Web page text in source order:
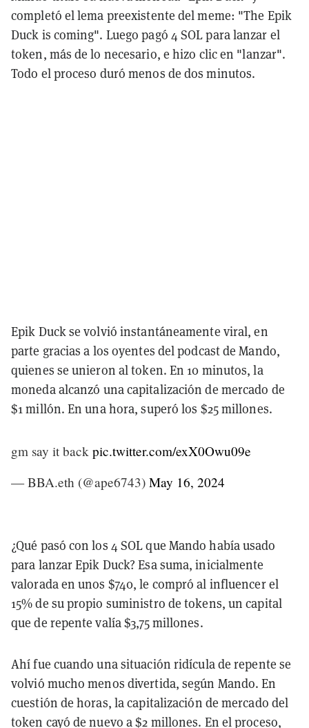
completó el lema preexistente del meme: "The Epik
Duck is coming". Luego pagó 4 SOL para lanzar el
token, más de lo necesario, e hizo clic en "lanzar".
Todo el proceso duró menos de dos minutos.
Epik Duck se volvió instantáneamente viral, en
parte gracias a los oyentes del podcast de Mando,
quienes se unieron al token. En 10 minutos, la
moneda alcanzó una capitalización de mercado de
$1 millón. En una hora, superó los $25 millones.
gm say it back pic.twitter.com/exX0Owu09e
— BBA.eth (@ape6743) May 16, 2024
¿Qué pasó con los 4 SOL que Mando había usado
para lanzar Epik Duck? Esa suma, inicialmente
valorada en unos $740, le compró al influencer el
15% de su propio suministro de tokens, un capital
que de repente valía $3,75 millones.
Ahí fue cuando una situación ridícula de repente se
volvió mucho menos divertida, según Mando. En
cuestión de horas, la capitalización de mercado del
token cayó de nuevo a $2 millones. En el proceso,